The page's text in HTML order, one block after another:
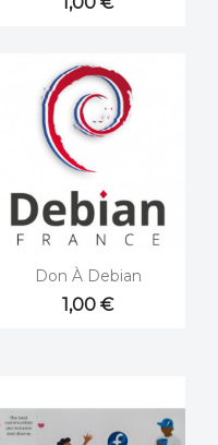
Aperçu rapide
Don À Debian
1,00 €